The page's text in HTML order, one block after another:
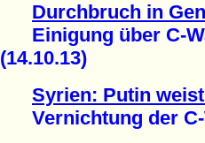
Durchbruch in
Einigung über C-
(14.10.13)
Syrien: Putin
Vernichtung der C-